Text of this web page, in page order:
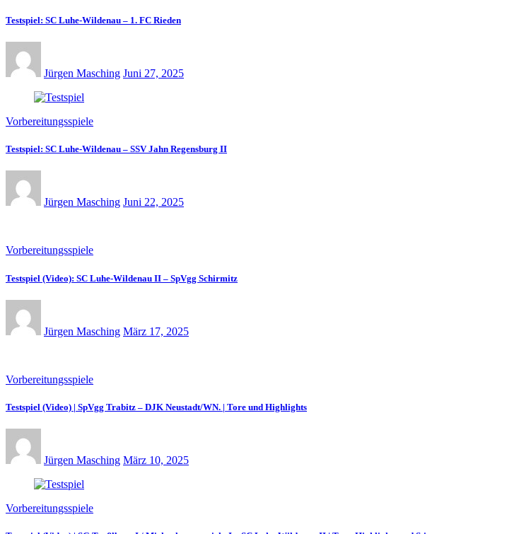
Testspiel: SC Luhe-Wildenau – 1. FC Rieden
Jürgen Masching Juni 27, 2025
Vorbereitungsspiele
Testspiel: SC Luhe-Wildenau – SSV Jahn Regensburg II
Jürgen Masching Juni 22, 2025
Vorbereitungsspiele
Testspiel (Video): SC Luhe-Wildenau II – SpVgg Schirmitz
Jürgen Masching März 17, 2025
Vorbereitungsspiele
Testspiel (Video) | SpVgg Trabitz – DJK Neustadt/WN. | Tore und Highlights
Jürgen Masching März 10, 2025
Vorbereitungsspiele